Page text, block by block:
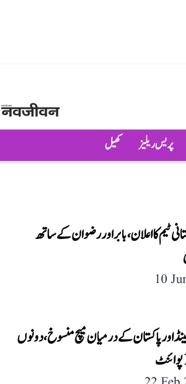
پریس ریلیز کھیل
ٹیم کا اعلان، بابر اور رضوان کے ساتھ
10
اور پاکستان کے درمیان میچ منسوخ، دونوں